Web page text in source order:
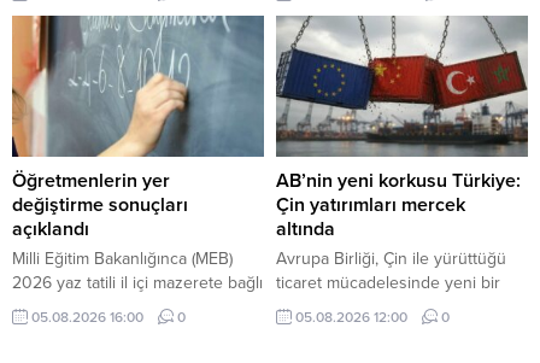
dijital sistem üzerinden yapılacak,
40 bin TL üzerindeki hasarlarda
bağımsız eksper incelemesi
zorunlu olacak.
beklentilerini artırmaya devam
ediyor. HSBC ve Deutsche Bank,
Türk varlıklarına yönelik olumlu
görüşlerini güçlendirdi.
Öğretmenlerin yer
değiştirme sonuçları
açıklandı
Milli Eğitim Bakanlığınca (MEB)
2026 yaz tatili il içi mazerete bağlı
yer değiştirme başvurusunda
bulunan kadrolu öğretmenlerin
05.08.2026 16:00 0
AB’nin yeni korkusu Türkiye:
Çin yatırımları mercek
altında
Avrupa Birliği, Çin ile yürüttüğü
ticaret mücadelesinde yeni bir
cepheyle karşı karşıya. Brüksel
artık Çin'den gelen ürünler kadar,
05.08.2026 12:00 0